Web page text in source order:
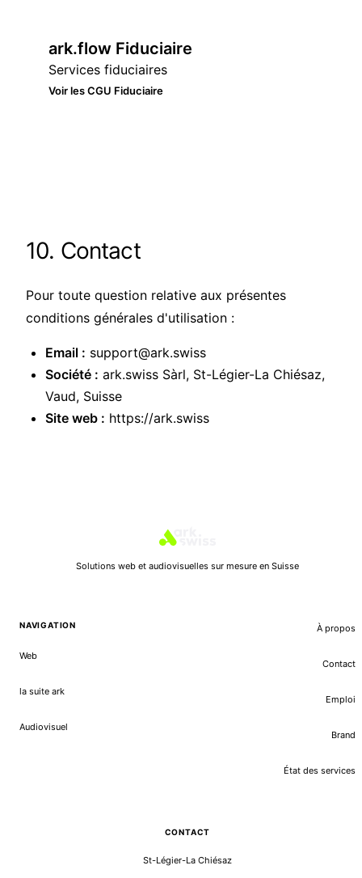
ark.flow Fiduciaire
Services fiduciaires
Voir les CGU Fiduciaire
10. Contact
Pour toute question relative aux présentes
conditions générales d'utilisation :
Email : support@ark.swiss
Société : ark.swiss Sàrl, St-Légier-La Chiésaz,
Vaud, Suisse
Site web : https://ark.swiss
Solutions web et audiovisuelles sur mesure en Suisse
NAVIGATION
Web
la suite ark
Audiovisuel
À propos
Contact
Emploi
Brand
État des services
CONTACT
St-Légier-La Chiésaz